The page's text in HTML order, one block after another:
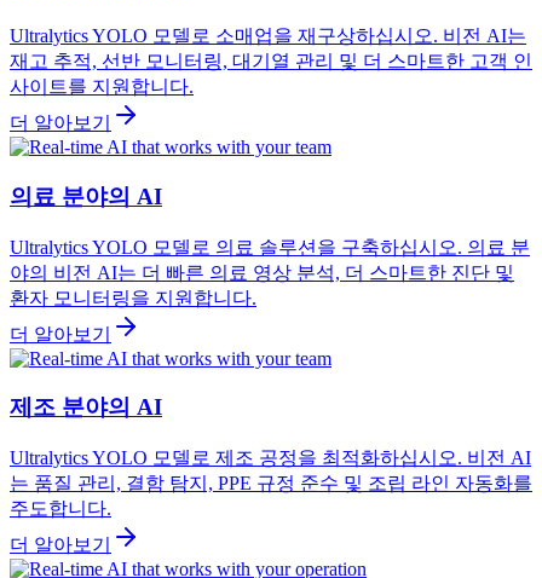
Ultralytics YOLO 모델로 소매업을 재구상하십시오. 비전 AI는
재고 추적, 선반 모니터링, 대기열 관리 및 더 스마트한 고객 인
사이트를 지원합니다.
더 알아보기
의료 분야의 AI
Ultralytics YOLO 모델로 의료 솔루션을 구축하십시오. 의료 분
야의 비전 AI는 더 빠른 의료 영상 분석, 더 스마트한 진단 및
환자 모니터링을 지원합니다.
더 알아보기
제조 분야의 AI
Ultralytics YOLO 모델로 제조 공정을 최적화하십시오. 비전 AI
는 품질 관리, 결함 탐지, PPE 규정 준수 및 조립 라인 자동화를
주도합니다.
더 알아보기